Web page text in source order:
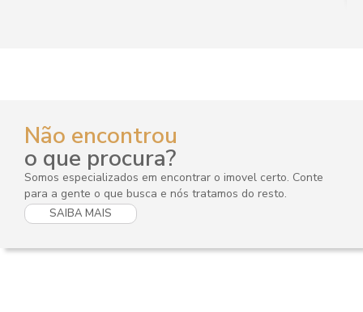
Não encontrou
o que procura?
Somos especializados em encontrar o imovel certo. Conte
para a gente o que busca e nós tratamos do resto.
SAIBA MAIS